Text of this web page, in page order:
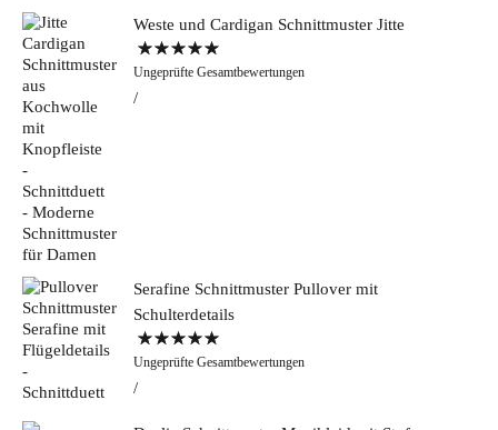
Weste und Cardigan Schnittmuster Jitte
Bewertet mit
5.00von 5
Ungeprüfte Gesamtbewertungen
Serafine Schnittmuster Pullover mit
Schulterdetails
Bewertet mit
5.00von 5
Ungeprüfte Gesamtbewertungen